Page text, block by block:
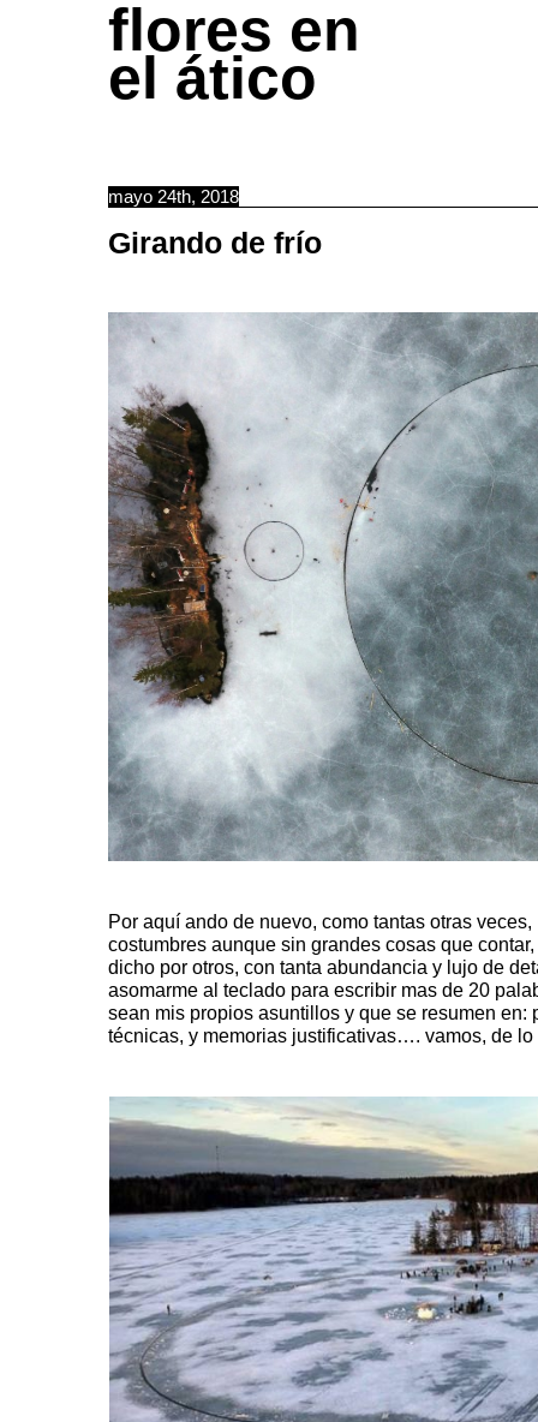
flores en
el ático
mayo 24th, 2018
Girando de frío
Por aquí ando de nuevo, como tantas otras
costumbres aunque sin grandes cosas que
dicho por otros, con tanta abundancia y lujo de
asomarme al teclado para escribir mas de 20
sean mis propios asuntillos y que se resumen en:
técnicas, y memorias justificativas…. vamos, de